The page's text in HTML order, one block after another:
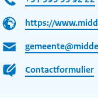
https://
Contactformulier